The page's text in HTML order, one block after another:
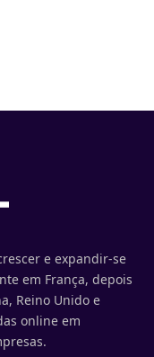
e expandir-se
em França, depois
Reino Unido e
online em